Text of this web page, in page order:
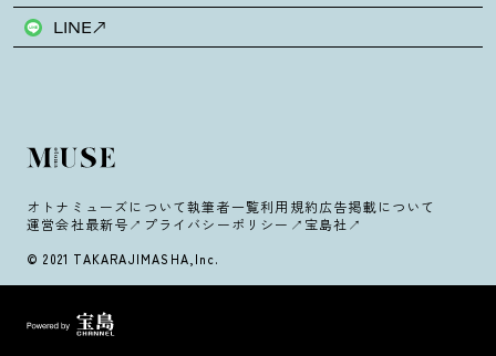
LINE
オトナミューズについて執筆者一覧利用規約広告掲載について
運営会社最新号 プライバシーポリシー 宝島社
© 2021 TAKARAJIMASHA,Inc.